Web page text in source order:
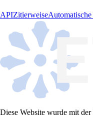
APIZitierweise
Diese Website wurde mit